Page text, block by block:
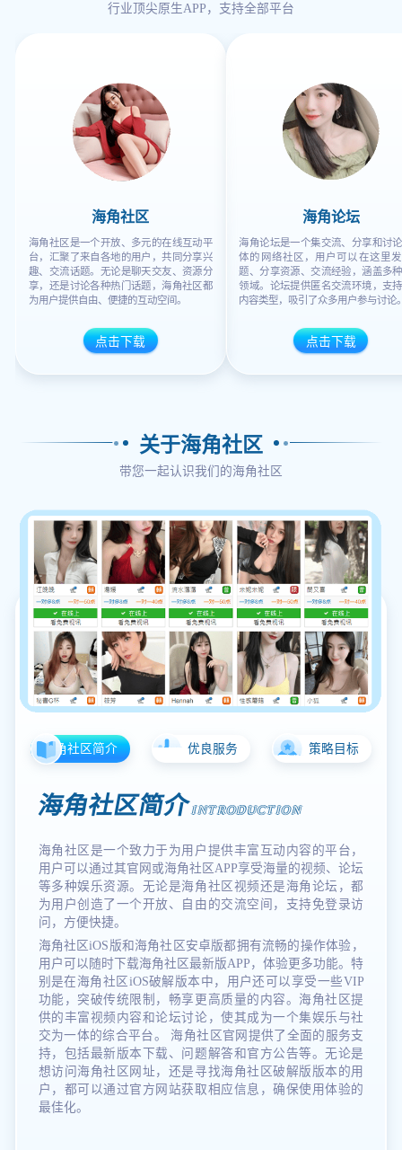
行业顶尖原生APP，支持全部平台
海角社区
海角社区是一个开放、多元的在线互动平
台，汇聚了来自各地的用户，共同分享兴
趣、交流话题。无论是聊天交友、资源分
享，还是讨论各种热门话题，海角社区都
为用户提供自由、便捷的互动空间。
点击下载
海角论坛
海角论坛是一个集交流、分享和讨
体的网络社区，用户可以在这里
题、分享资源、交流经验，涵盖多
领域。论坛提供匿名交流环境，支
内容类型，吸引了众多用户参与讨论
点击下载
关于海角社区
带您一起认识我们的海角社区
海角社区简介INTRODUCTION
海角社区是一个致力于为用户提供丰富互动内容的平台，
用户可以通过其官网或海角社区APP享受海量的视频、论坛
等多种娱乐资源。无论是海角社区视频还是海角论坛，都
为用户创造了一个开放、自由的交流空间，支持免登录访
问，方便快捷。
海角社区iOS版和海角社区安卓版都拥有流畅的操作体验，
用户可以随时下载海角社区最新版APP，体验更多功能。特
别是在海角社区iOS破解版本中，用户还可以享受一些VIP
功能，突破传统限制，畅享更高质量的内容。海角社区提
供的丰富视频内容和论坛讨论，使其成为一个集娱乐与社
交为一体的综合平台。 海角社区官网提供了全面的服务支
持，包括最新版本下载、问题解答和官方公告等。无论是
想访问海角社区网址，还是寻找海角社区破解版版本的用
户，都可以通过官方网站获取相应信息，确保使用体验的
最佳化。
海角社区简介 优良服务 策略目标